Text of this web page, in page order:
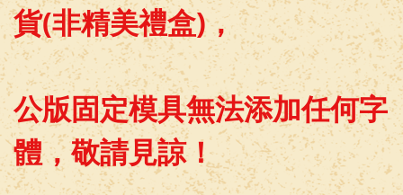
貨(非精美禮盒)，
公版固定模具無法添加任何字
體，敬請見諒！